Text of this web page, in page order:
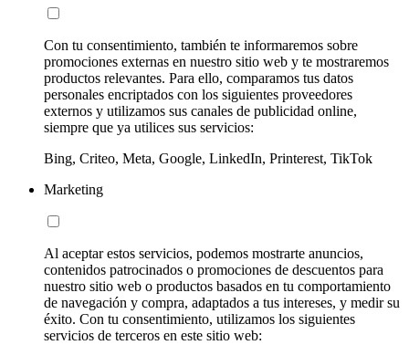
Con tu consentimiento, también te informaremos sobre
promociones externas en nuestro sitio web y te mostraremos
productos relevantes. Para ello, comparamos tus datos
personales encriptados con los siguientes proveedores
externos y utilizamos sus canales de publicidad online,
siempre que ya utilices sus servicios:
Bing, Criteo, Meta, Google, LinkedIn, Printerest, TikTok
Marketing
Al aceptar estos servicios, podemos mostrarte anuncios,
contenidos patrocinados o promociones de descuentos para
nuestro sitio web o productos basados en tu comportamiento
de navegación y compra, adaptados a tus intereses, y medir su
éxito. Con tu consentimiento, utilizamos los siguientes
servicios de terceros en este sitio web: